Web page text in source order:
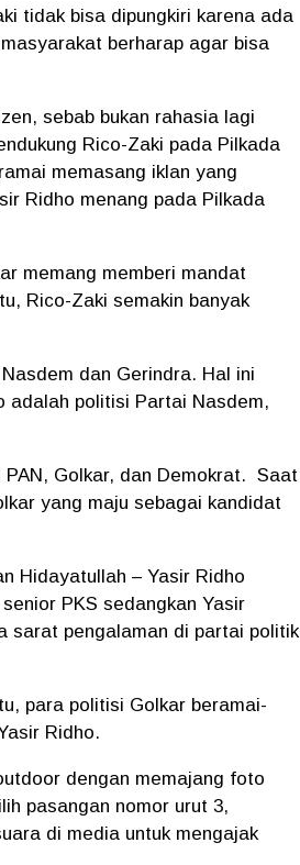
tidak bisa dipungkiri karena ada
berharap agar bisa
sebab bukan rahasia lagi
Rico-Zaki pada Pilkada
memasang iklan yang
Ridho menang pada Pilkada
memang memberi mandat
Rico-Zaki semakin banyak
dan Gerindra. Hal ini
adalah politisi Partai Nasdem,
PAN, Golkar, dan Demokrat. Saat
yang maju sebagai kandidat
Hidayatullah – Yasir Ridho
PKS sedangkan Yasir
sarat pengalaman di partai politik
para politisi Golkar beramai-
Ridho.
dengan memajang foto
pasangan nomor urut 3,
di media untuk mengajak